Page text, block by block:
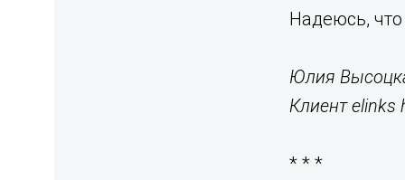
Надеюсь, что
Юлия
Клиент elinks
* * *